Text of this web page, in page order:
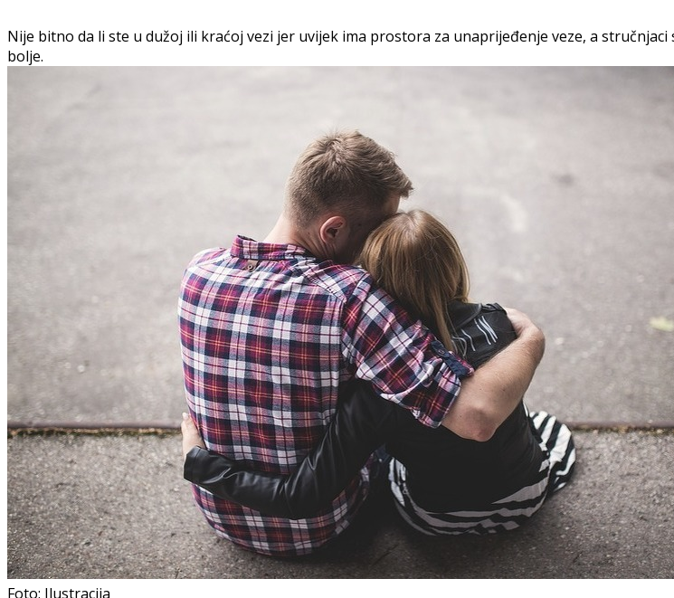
Nije bitno da li ste u dužoj ili kraćoj vezi jer uvijek ima prostora za unaprijeđenje veze, a
bolje.
Foto: Ilustracija